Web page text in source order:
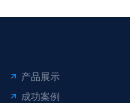
产品展示
成功案例